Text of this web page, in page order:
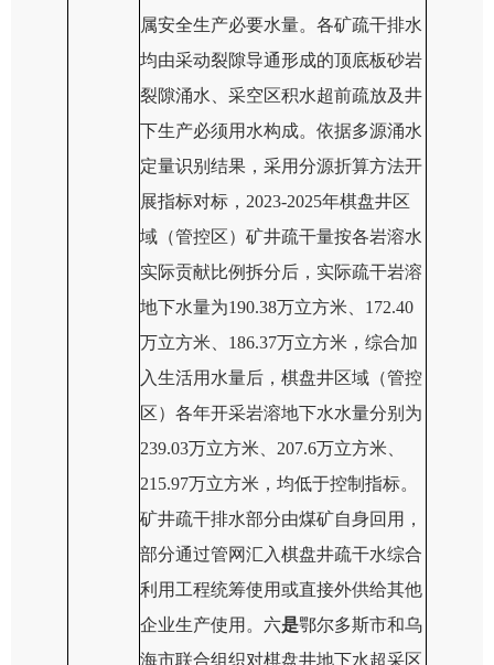
属安全生产必要水量。各矿疏干排水
均由采动裂隙导通形成的顶底板砂岩
裂隙涌水、采空区积水超前疏放及井
下生产必须用水构成。依据多源涌水
定量识别结果，采用分源折算方法开
展指标对标，2023-2025年棋盘井区
域（管控区）矿井疏干量按各岩溶水
实际贡献比例拆分后，实际疏干岩溶
地下水量为190.38万立方米、172.40
万立方米、186.37万立方米，综合加
入生活用水量后，棋盘井区域（管控
区）各年开采岩溶地下水水量分别为
239.03万立方米、207.6万立方米、
215.97万立方米，均低于控制指标。
矿井疏干排水部分由煤矿自身回用，
部分通过管网汇入棋盘井疏干水综合
利用工程统筹使用或直接外供给其他
企业生产使用。六是鄂尔多斯市和乌
海市联合组织对棋盘井地下水超采区